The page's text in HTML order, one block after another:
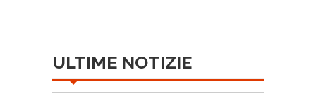
ULTIME NOTIZIE